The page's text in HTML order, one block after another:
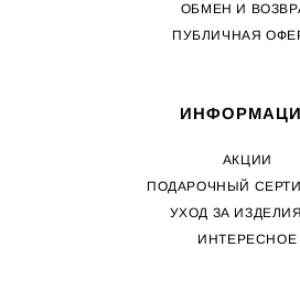
ОБМЕН И
ПУБЛИЧНАЯ
АКЦИИ
ПОДАРОЧНЫЙ
УХОД ЗА
ИНТЕРЕСНОЕ